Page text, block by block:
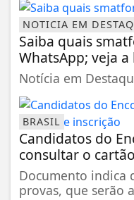
NOTICIA EM
Saiba quais
WhatsApp; veja a
Notícia em
BRASIL
Candidatos do
consultar o
Documento indica
provas, que serão